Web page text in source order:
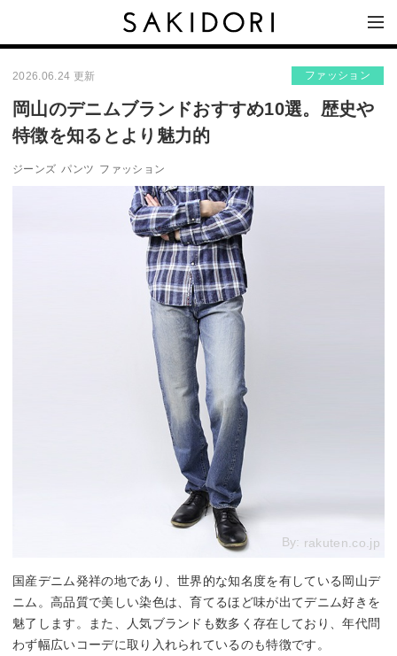
2026.06.24 更新 ファッション
岡山のデニムブランドおすすめ10選。歴史や
特徴を知るとより魅力的
ジーンズ パンツ ファッション
By: rakuten.co.jp
国産デニム発祥の地であり、世界的な知名度を有している岡山デ
ニム。高品質で美しい染色は、育てるほど味が出てデニム好きを
魅了します。また、人気ブランドも数多く存在しており、年代問
わず幅広いコーデに取り入れられているのも特徴です。